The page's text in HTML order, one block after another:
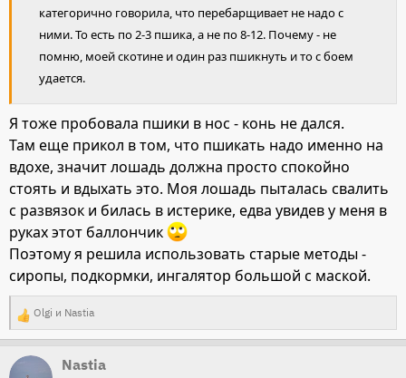
категорично говорила, что перебарщивает не надо с
ними. То есть по 2-3 пшика, а не по 8-12. Почему - не
помню, моей скотине и один раз пшикнуть и то с боем
удается.
Я тоже пробовала пшики в нос - конь не дался.
Там еще прикол в том, что пшикать надо именно на
вдохе, значит лошадь должна просто спокойно
стоять и вдыхать это. Моя лошадь пыталась свалить
с развязок и билась в истерике, едва увидев у меня в
руках этот баллончик
Поэтому я решила использовать старые методы -
сиропы, подкормки, ингалятор большой с маской.
Р
е
а
Olgi и Nastia
Nastia